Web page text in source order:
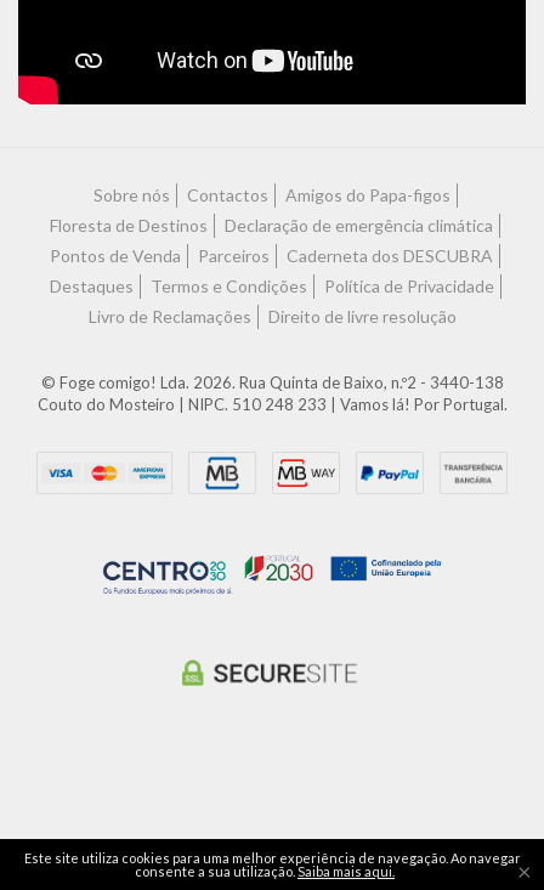
Sobre nós Contactos
Amigos do Papa-figos
Floresta de Destinos
Declaração de emergência climática
Pontos de Venda
Parceiros
Caderneta dos DESCUBRA
Destaques
Termos e Condições
Política de Privacidade
Livro de Reclamações
Direito de livre resolução
© Foge comigo! Lda. 2026. Rua Quinta de Baixo, n.º2 - 3440-138
Couto do Mosteiro | NIPC. 510 248 233 | Vamos lá! Por Portugal.
Este site utiliza cookies para uma melhor experiência de navegação. Ao navegar
consente a sua utilização.Saiba mais aqui. ×